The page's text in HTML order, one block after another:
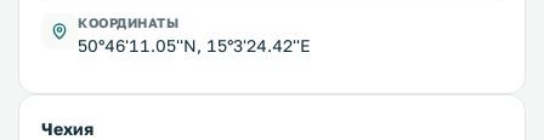
КООРДИНАТЫ
50°46'11.05''N, 15°3'24.42''E
Чехия